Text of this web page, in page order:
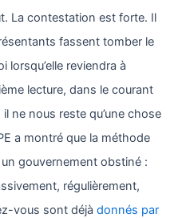
La contestation est forte. Il
fassent tomber le
lorsqu’elle reviendra à
lecture, dans le courant
ne nous reste qu’une chose
a montré que la méthode
gouvernement obstiné :
régulièrement,
vous sont déjà donnés par